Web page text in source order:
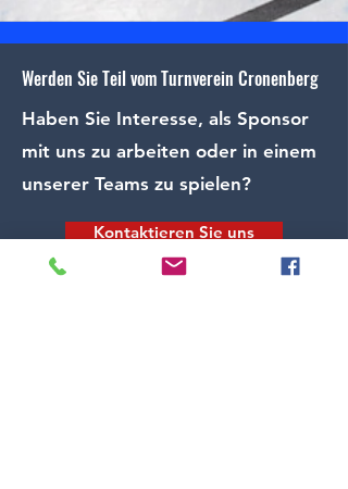
03.05.2026 Bremen
Werden Sie Teil vom Turnverein Cronenberg
Haben Sie Interesse, als Sponsor
mit uns zu arbeiten oder in einem
unserer Teams zu spielen?
Kontaktieren Sie uns